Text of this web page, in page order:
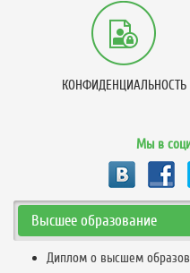
КОНФИДЕНЦИАЛЬНОСТЬ
Мы в
Высшее образование
Диплом о высшем